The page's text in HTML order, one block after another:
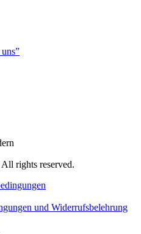
All rights reserved.
und Widerrufsbelehrung